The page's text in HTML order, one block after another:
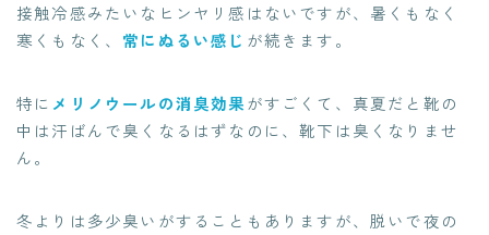
接触冷感みたいなヒンヤリ感はないですが、暑くもなく
寒くもなく、 常にぬるい感じ が続きます。
特に メリノウールの消臭効果がすごくて、真夏だと靴の
中は汗ばんで臭くなるはずなのに、靴下は臭くなりませ
ん。
冬よりは多少臭いがすることもありますが、脱いで夜の